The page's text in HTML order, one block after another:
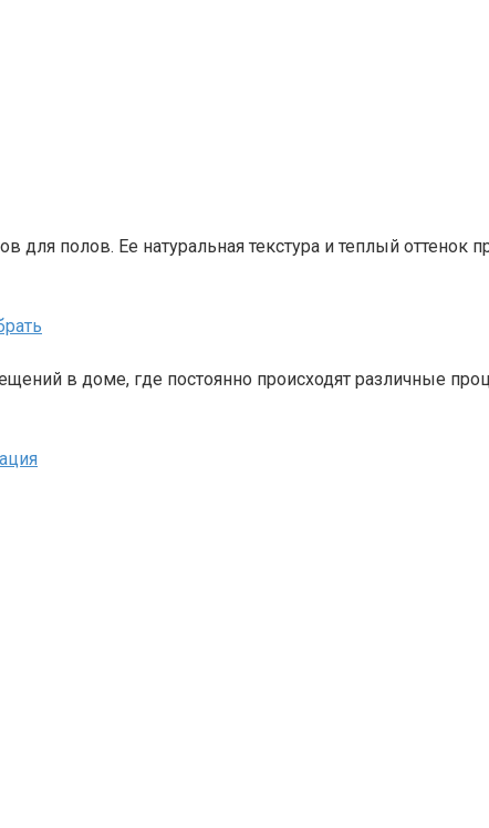
для полов. Ее натуральная текстура и теплый
в доме, где постоянно происходят различные